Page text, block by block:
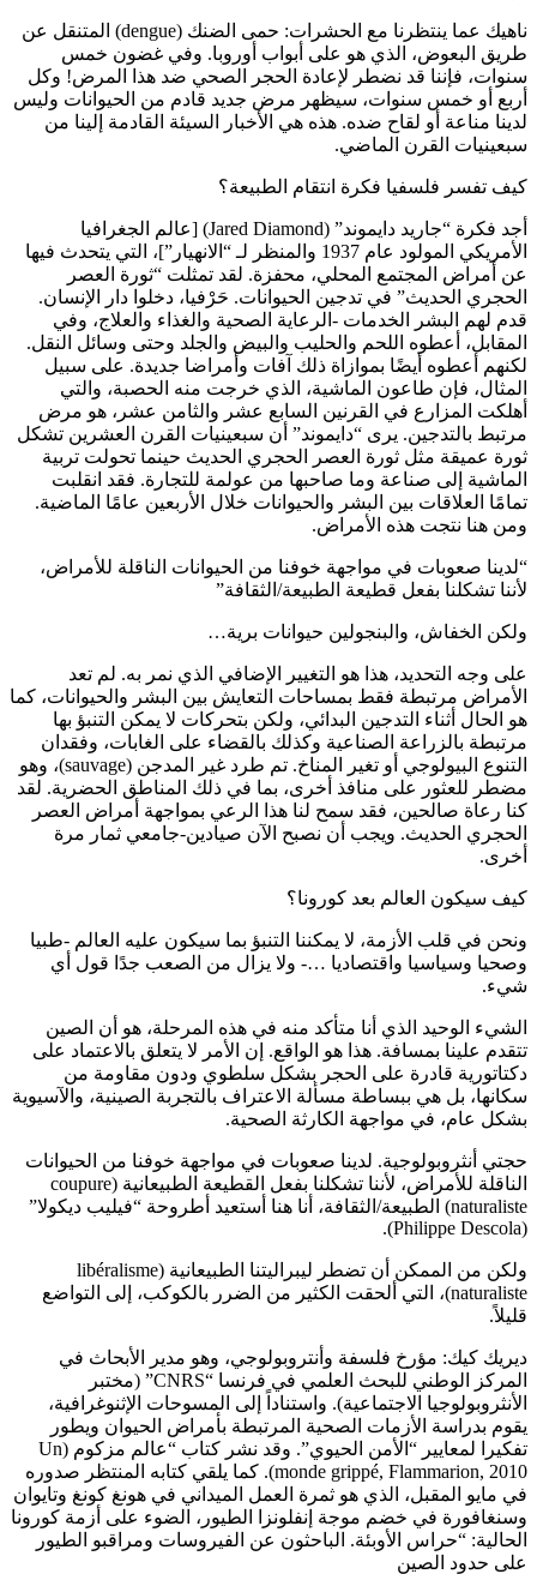
ناهيك عما ينتظرنا مع الحشرات: حمى الضنك (dengue) المتنقل عن
طريق البعوض، الذي هو على أبواب أوروبا. وفي غضون خمس
سنوات، فإننا قد نضطر لإعادة الحجر الصحي ضد هذا المرض! وكل
أربع أو خمس سنوات، سيظهر مرض جديد قادم من الحيوانات وليس
لدينا مناعة أو لقاح ضده. هذه هي الأخبار السيئة القادمة إلينا من
سبعينيات القرن الماضي.
كيف تفسر فلسفيا فكرة انتقام الطبيعة؟
أجد فكرة “جاريد دايموند” (Jared Diamond) [عالم الجغرافيا
الأمريكي المولود عام 1937 والمنظر لـ “الانهيار”]، التي يتحدث فيها
عن أمراض المجتمع المحلي، محفزة. لقد تمثلت “ثورة العصر
الحجري الحديث” في تدجين الحيوانات. حَرْفيا، دخلوا دار الإنسان.
قدم لهم البشر الخدمات -الرعاية الصحية والغذاء والعلاج، وفي
المقابل، أعطوه اللحم والحليب والبيض والجلد وحتى وسائل النقل.
لكنهم أعطوه أيضًا بموازاة ذلك آفات وأمراضا جديدة. على سبيل
المثال، فإن طاعون الماشية، الذي خرجت منه الحصبة، والتي
أهلكت المزارع في القرنين السابع عشر والثامن عشر، هو مرض
مرتبط بالتدجين. يرى “دايموند” أن سبعينيات القرن العشرين تشكل
ثورة عميقة مثل ثورة العصر الحجري الحديث حينما تحولت تربية
الماشية إلى صناعة وما صاحبها من عولمة للتجارة. فقد انقلبت
تمامًا العلاقات بين البشر والحيوانات خلال الأربعين عامًا الماضية.
ومن هنا نتجت هذه الأمراض.
“لدينا صعوبات في مواجهة خوفنا من الحيوانات الناقلة للأمراض،
لأننا تشكلنا بفعل قطيعة الطبيعة/الثقافة”
ولكن الخفاش، والبنجولين حيوانات برية…
على وجه التحديد، هذا هو التغيير الإضافي الذي نمر به. لم تعد
الأمراض مرتبطة فقط بمساحات التعايش بين البشر والحيوانات، كما
هو الحال أثناء التدجين البدائي، ولكن بتحركات لا يمكن التنبؤ بها
مرتبطة بالزراعة الصناعية وكذلك بالقضاء على الغابات، وفقدان
التنوع البيولوجي أو تغير المناخ. تم طرد غير المدجن (sauvage)، وهو
مضطر للعثور على منافذ أخرى، بما في ذلك المناطق الحضرية. لقد
كنا رعاة صالحين، فقد سمح لنا هذا الرعي بمواجهة أمراض العصر
الحجري الحديث. ويجب أن نصبح الآن صيادين-جامعي ثمار مرة
أخرى.
كيف سيكون العالم بعد كورونا؟
ونحن في قلب الأزمة، لا يمكننا التنبؤ بما سيكون عليه العالم -طبيا
وصحيا وسياسيا واقتصاديا …- ولا يزال من الصعب جدًا قول أي
شيء.
الشيء الوحيد الذي أنا متأكد منه في هذه المرحلة، هو أن الصين
تتقدم علينا بمسافة. هذا هو الواقع. إن الأمر لا يتعلق بالاعتماد على
دكتاتورية قادرة على الحجر بشكل سلطوي ودون مقاومة من
سكانها، بل هي ببساطة مسألة الاعتراف بالتجربة الصينية، والآسيوية
بشكل عام، في مواجهة الكارثة الصحية.
حجتي أنثروبولوجية. لدينا صعوبات في مواجهة خوفنا من الحيوانات
الناقلة للأمراض، لأننا تشكلنا بفعل القطيعة الطبيعانية (coupure
naturaliste) الطبيعة/الثقافة، أنا هنا أستعيد أطروحة “فيليب ديكولا”
(Philippe Descola).
ولكن من الممكن أن تضطر ليبراليتنا الطبيعانية (libéralisme
naturaliste)، التي ألحقت الكثير من الضرر بالكوكب، إلى التواضع
قليلاً.
ديريك كيك: مؤرخ فلسفة وأنتروبولوجي، وهو مدير الأبحاث في
المركز الوطني للبحث العلمي في فرنسا “CNRS” (مختبر
الأنثروبولوجيا الاجتماعية). واستناداً إلى المسوحات الإثنوغرافية،
يقوم بدراسة الأزمات الصحية المرتبطة بأمراض الحيوان ويطور
تفكيرا لمعايير “الأمن الحيوي”. وقد نشر كتاب “عالم مزكوم (Un
monde grippé, Flammarion, 2010). كما يلقي كتابه المنتظر صدوره
في مايو المقبل، الذي هو ثمرة العمل الميداني في هونغ كونغ وتايوان
وسنغافورة في خضم موجة إنفلونزا الطيور، الضوء على أزمة كورونا
الحالية: “حراس الأوبئة. الباحثون عن الفيروسات ومراقبو الطيور
على حدود الصين